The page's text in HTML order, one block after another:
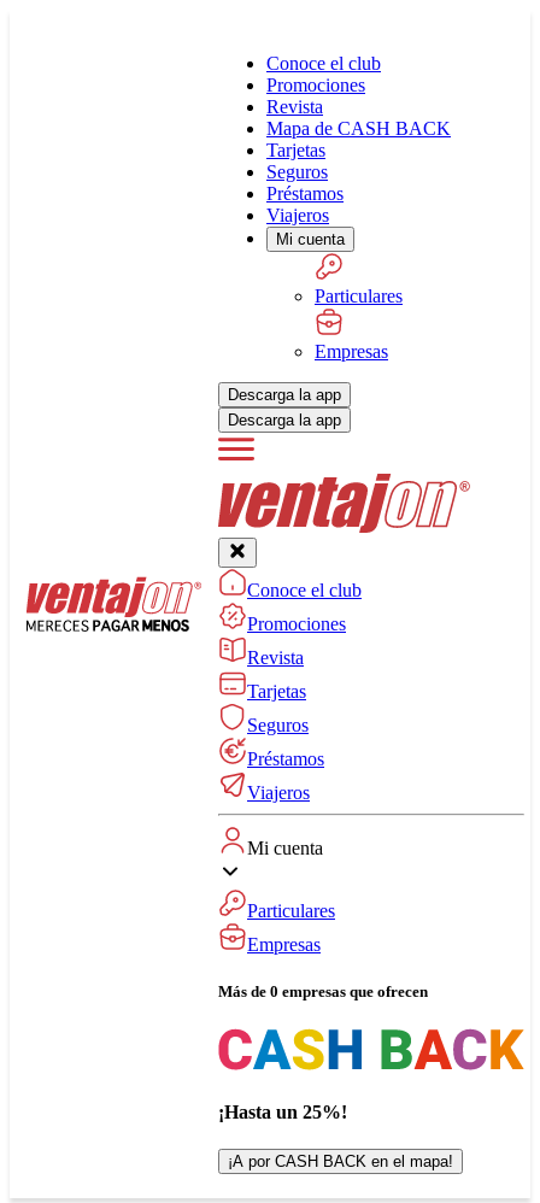
Conoce el club
Promociones
Revista
Mapa de CASH BACK
Tarjetas
Seguros
Préstamos
Viajeros
Mi cuenta
Particulares
Empresas
Descarga la app
Descarga la app
Conoce el club
Promociones
Revista
Tarjetas
Seguros
Préstamos
Viajeros
Mi cuenta
Particulares
Empresas
Más de 0 empresas que ofrecen
¡Hasta un 25%!
¡A por CASH BACK en el mapa!